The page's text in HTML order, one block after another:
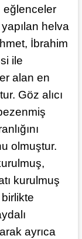
eğlenceler
helva
İbrahim
ile
alan en
Göz alıcı
olmuştur.
kurulmuş
ayrıca